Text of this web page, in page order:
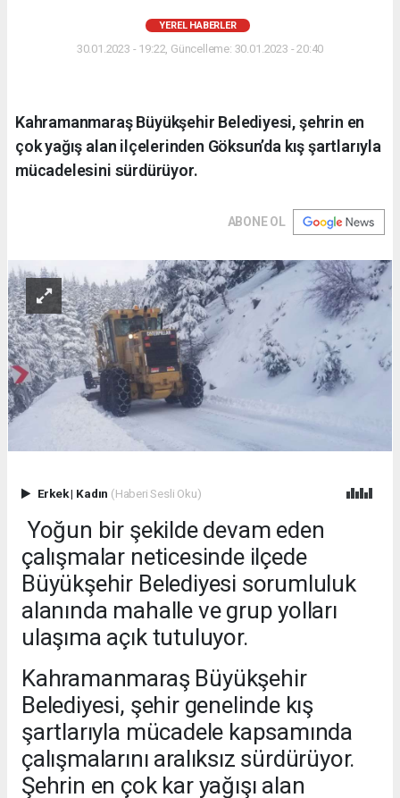
YEREL HABERLER
30.01.2023 - 19:22, Güncelleme: 30.01.2023 - 20:40
Kahramanmaraş Büyükşehir Belediyesi, şehrin en
çok yağış alan ilçelerinden Göksun’da kış şartlarıyla
mücadelesini sürdürüyor.
ABONE OL
Erkek| Kadın (Haberi Sesli Oku)
Yoğun bir şekilde devam eden
çalışmalar neticesinde ilçede
Büyükşehir Belediyesi sorumluluk
alanında mahalle ve grup yolları
ulaşıma açık tutuluyor.
Kahramanmaraş Büyükşehir
Belediyesi, şehir genelinde kış
şartlarıyla mücadele kapsamında
çalışmalarını aralıksız sürdürüyor.
Şehrin en çok kar yağışı alan